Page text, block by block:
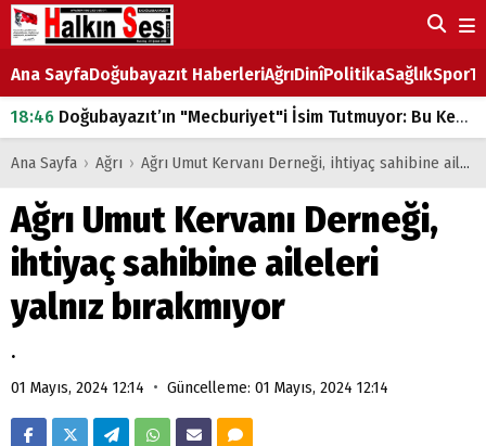
Ana SayfaDoğubayazıt HaberleriAğrıDinîPolitikaSağlıkSpor
18:46 Doğubayazıt’ın "Mecburiyet"i İsim Tutmuyor: Bu Kez de Mem u Zîn Oldu!
07:53Doğubayazıt’ta Ekmek Fiyatlarına Zam
07:16
07:00DEVLET ve HÜKÜMET
18:29ÇARŞI CADDESİ YAZ BOZ TAHTASI
Ana Sayfa › Ağrı › Ağrı Umut Kervanı Derneği, ihtiyaç sahibine aileleri yalnız bırakmıyor
Ağrı Umut Kervanı Derneği,
ihtiyaç sahibine aileleri
yalnız bırakmıyor
.
01 Mayıs, 2024 12:14 • Güncelleme: 01 Mayıs, 2024 12:14